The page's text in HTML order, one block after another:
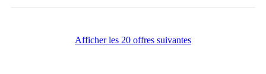
Afficher les 20 offres suivantes